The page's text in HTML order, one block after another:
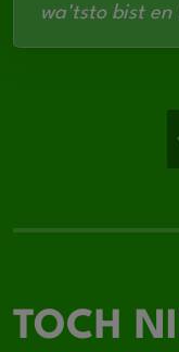
wa'tsto bist en
TOCH